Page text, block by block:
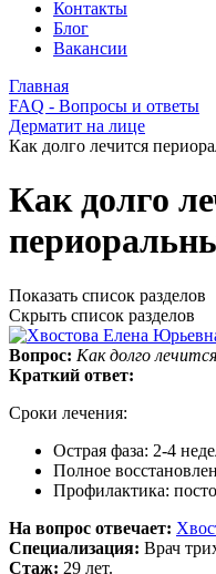
Контакты
Блог
Вакансии
Главная
FAQ - Вопросы и ответы
Дерматит на лице
Как долго лечится
Как долго
Показать список разделов
Скрыть список разделов
Вопрос: Как долго
Краткий ответ:
Сроки лечения:
Острая фаза: 2-4
Полное
Профилактика:
На вопрос отвечает:
Специализация: Врач
Стаж: 29 лет.